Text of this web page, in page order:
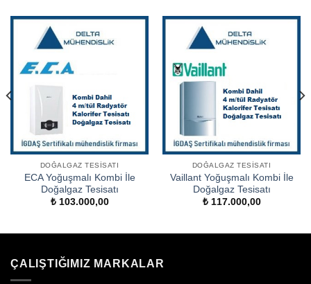
DOĞALGAZ TESISATI
ECA Yoğuşmalı Kombi İle
Doğalgaz Tesisatı
₺103.000,00
DOĞALGAZ TESISATI
Vaillant Yoğuşmalı Kombi İle
Doğalgaz Tesisatı
₺117.000,00
ÇALIŞTIĞIMIZ MARKALAR